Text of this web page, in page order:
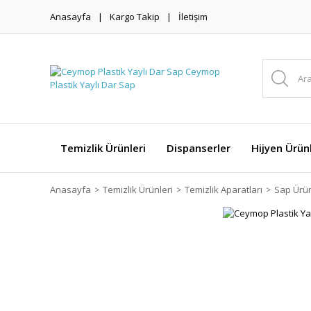
Anasayfa Kargo Takip İletişim
Temizlik Ürünleri Dispanserler Hijyen
Anasayfa Temizlik Ürünleri Temizlik Aparatları Sap